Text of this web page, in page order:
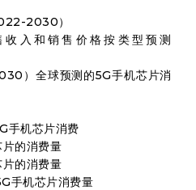
2030）
收入和销售价格按类型预测
）全球预测的5G手机芯片消
手机芯片消费
的消费量
的消费量
手机芯片消费量